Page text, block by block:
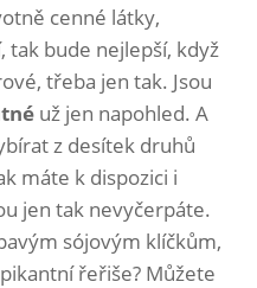
cenné látky,
bude nejlepší, když
třeba jen tak. Jsou
už jen napohled. A
z desítek druhů
máte k dispozici i
jen tak nevyčerpáte.
sójovým klíčkům,
řeřiše? Můžete